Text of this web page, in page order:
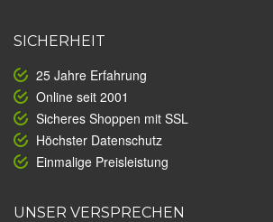
SICHERHEIT
25 Jahre Erfahrung
Online seit 2001
Sicheres Shoppen mit SSL
Höchster Datenschutz
Einmalige Preisleistung
UNSER VERSPRECHEN